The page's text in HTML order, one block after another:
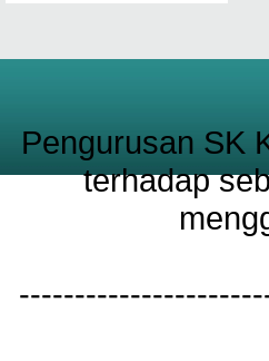
Pengurusan SK
terhadap